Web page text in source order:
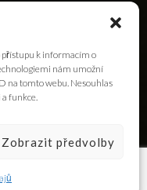
přístupu k informacím o
nám umožní
na tomto webu. Nesouhlas
funkce.
Zobrazit předvolby